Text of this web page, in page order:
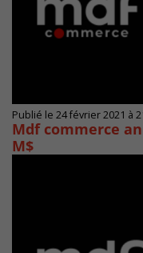
Publié le 24 février 2021 à
Mdf commerce
M$